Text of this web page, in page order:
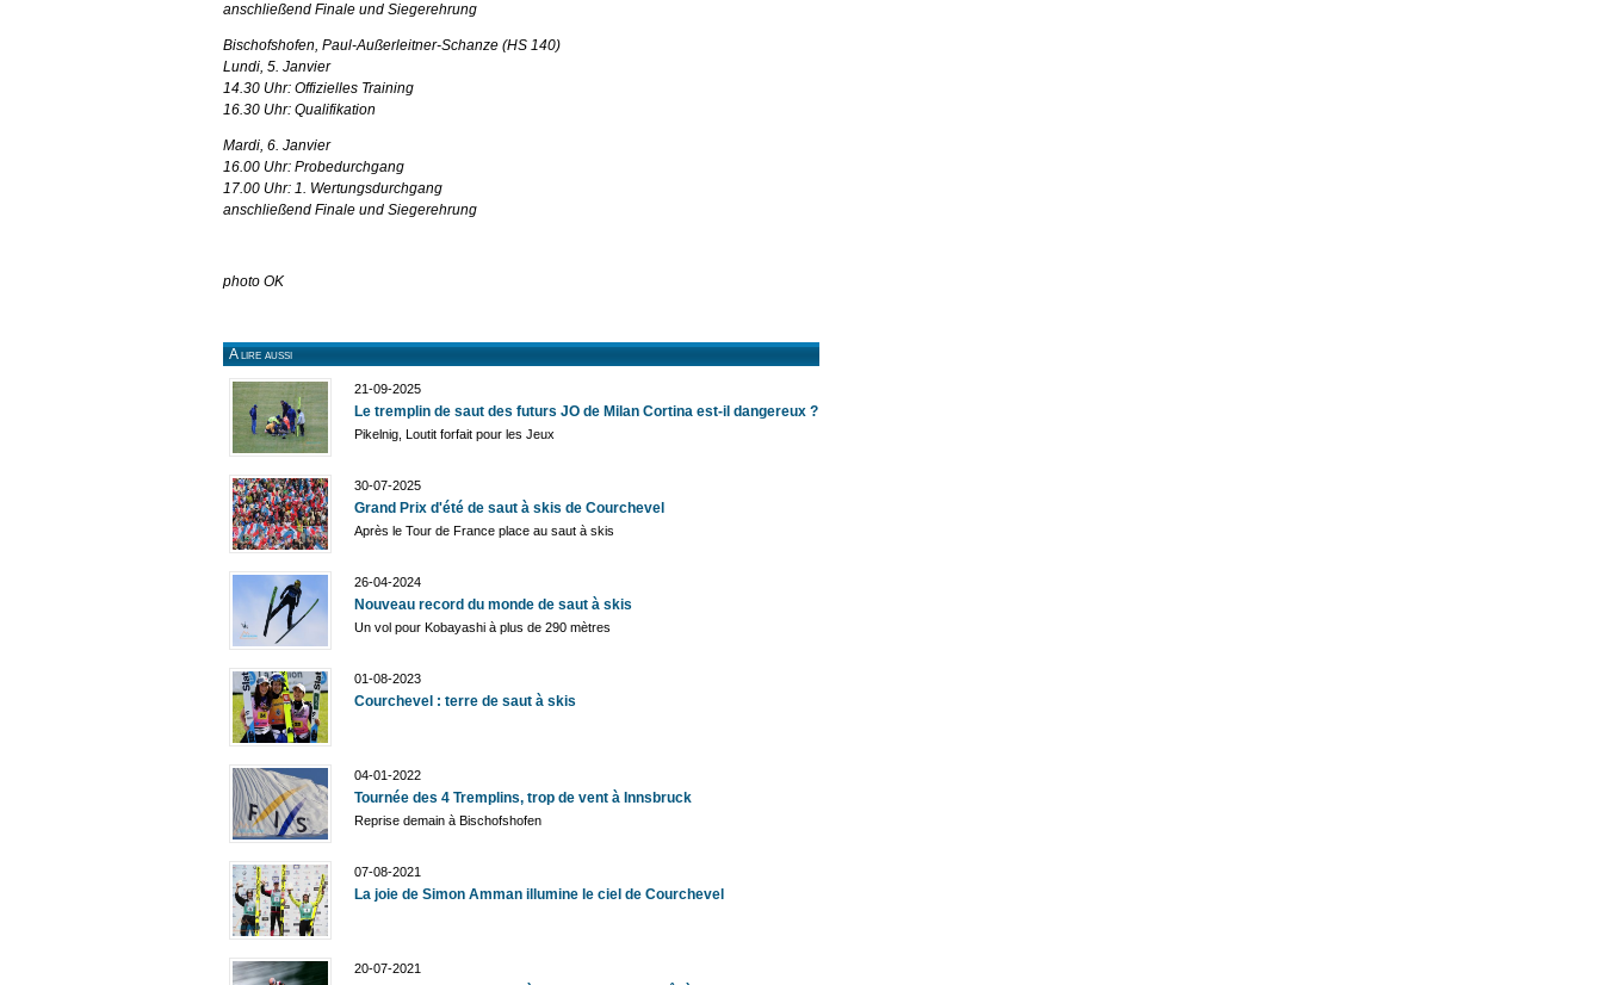
anschließend Finale und Siegerehrung
Bischofshofen, Paul-Außerleitner-Schanze (HS 140)
Lundi, 5. Janvier
14.30 Uhr: Offizielles Training
16.30 Uhr: Qualifikation
Mardi, 6. Janvier
16.00 Uhr: Probedurchgang
17.00 Uhr: 1. Wertungsdurchgang
anschließend Finale und Siegerehrung
photo OK
A lire aussi
21-09-2025
Le tremplin de saut des futurs JO de Milan Cortina est-il dangereux ?
Pikelnig, Loutit forfait pour les Jeux
30-07-2025
Grand Prix d'été de saut à skis de Courchevel
Après le Tour de France place au saut à skis
26-04-2024
Nouveau record du monde de saut à skis
Un vol pour Kobayashi à plus de 290 mètres
01-08-2023
Courchevel : terre de saut à skis
04-01-2022
Tournée des 4 Tremplins, trop de vent à Innsbruck
Reprise demain à Bischofshofen
07-08-2021
La joie de Simon Amman illumine le ciel de Courchevel
20-07-2021